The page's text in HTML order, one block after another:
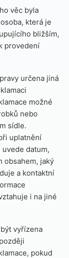
věc byla
která je
bližším,
provedení
určena jiná
možné
nebo
sídle.
uplatnění
datum,
obsahem, jaký
a kontaktní
i na jiné
vyřízena
pokud